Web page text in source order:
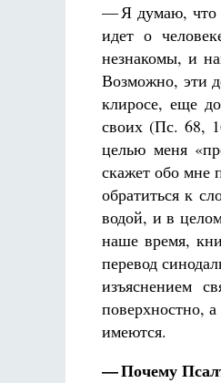
— Я думаю, что
идет о
незнакомы, и
Возможно, эти
клиросе, еще
своих (Пс. 68,
целью меня
скажет обо мне
обратиться к
водой, и в
наше время,
перевод
изъяснением
поверхностно,
имеются.
— Почему